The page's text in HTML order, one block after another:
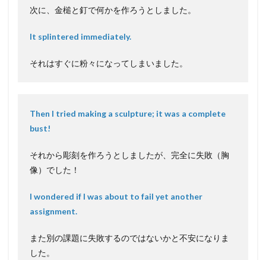
次に、金槌と釘で何かを作ろうとしました。
It splintered immediately.
それはすぐに粉々になってしまいました。
Then I tried making a sculpture; it was a complete
bust!
それから彫刻を作ろうとしましたが、完全に失敗（胸
像）でした！
I wondered if I was about to fail yet another
assignment.
また別の課題に失敗するのではないかと不安になりま
した。